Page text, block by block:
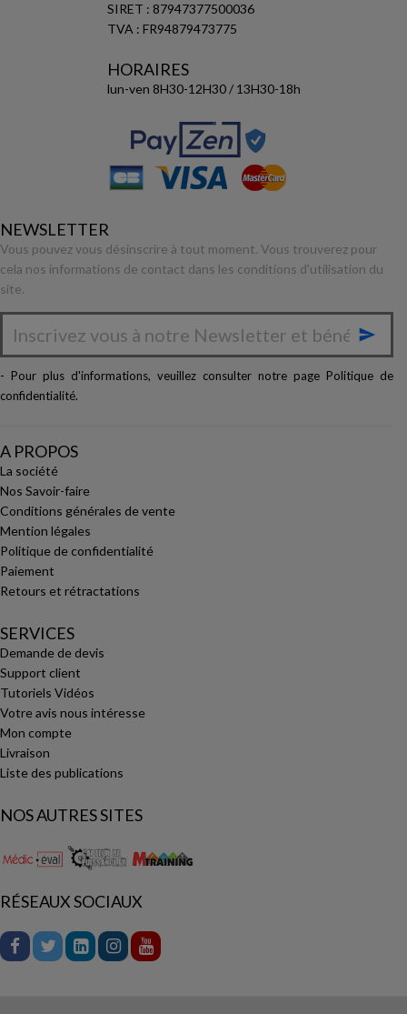
SIRET : 87947377500036
TVA : FR94879473775
HORAIRES
lun-ven 8H30-12H30 / 13H30-18h
NEWSLETTER
Vous pouvez vous désinscrire à tout moment. Vous trouverez pour
cela nos informations de contact dans les conditions d'utilisation du
site.

- Pour plus d'informations, veuillez consulter notre page Politique de
confidentialité.
A PROPOS
La société
Nos Savoir-faire
Conditions générales de vente
Mention légales
Politique de confidentialité
Paiement
Retours et rétractations
SERVICES
Demande de devis
Support client
Tutoriels Vidéos
Votre avis nous intéresse
Mon compte
Livraison
Liste des publications
NOS AUTRES SITES
RÉSEAUX SOCIAUX